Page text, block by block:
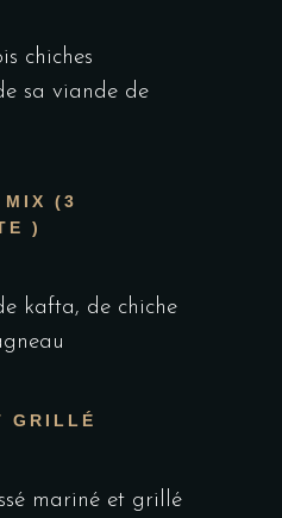
chiches
sa viande de
MIX (3
)
kafta, de chiche
GRILLÉ
mariné et grillé